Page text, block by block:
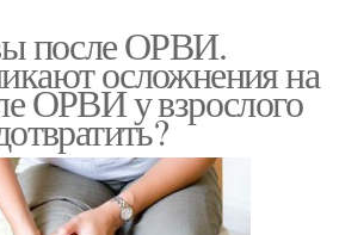
после ОРВИ.
осложнения на
ОРВИ у взрослого